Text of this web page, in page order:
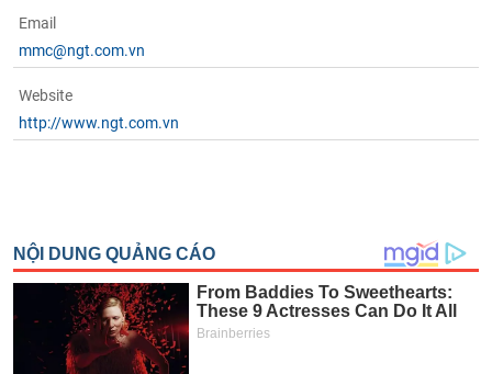
Email
mmc@ngt.com.vn
Website
http://www.ngt.com.vn